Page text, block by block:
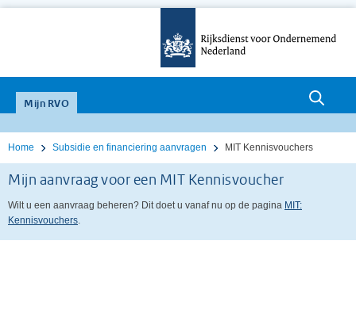
Mijn RVO
Home Subsidie en financiering aanvragen MIT Kennisvouchers
Mijn aanvraag voor een MIT Kennisvoucher
Wilt u een aanvraag beheren? Dit doet u vanaf nu op de pagina MIT:
Kennisvouchers.